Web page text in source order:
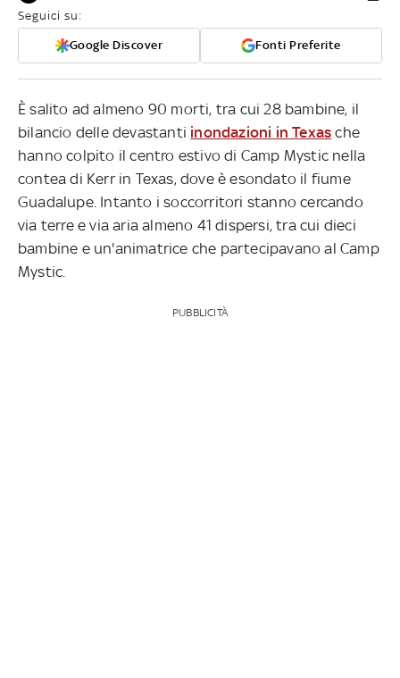
Seguici su:
Google Discover Fonti Preferite
È salito ad almeno 90 morti, tra cui 28 bambine, il
bilancio delle devastanti inondazioni in Texas che
hanno colpito il centro estivo di Camp Mystic nella
contea di Kerr in Texas, dove è esondato il fiume
Guadalupe. Intanto i soccorritori stanno cercando
via terre e via aria almeno 41 dispersi, tra cui dieci
bambine e un'animatrice che partecipavano al Camp
Mystic.
PUBBLICITÀ